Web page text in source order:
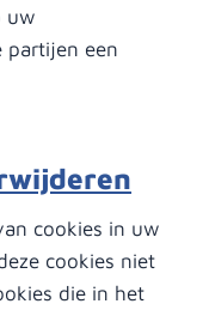
uw
partijen een
cookies in uw
cookies niet
die in het